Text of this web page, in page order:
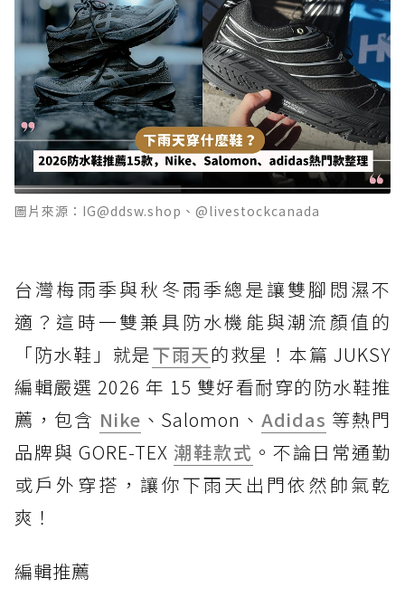
圖片來源：IG@ddsw.shop、@livestockcanada
台灣梅雨季與秋冬雨季總是讓雙腳悶濕不
適？這時一雙兼具防水機能與潮流顏值的
「防水鞋」就是下雨天的救星！本篇 JUKSY
編輯嚴選 2026 年 15 雙好看耐穿的防水鞋推
薦，包含 Nike 、Salomon、Adidas 等熱門
品牌與 GORE-TEX 潮鞋款式 。不論日常通勤
或戶外穿搭，讓你下雨天出門依然帥氣乾
爽！
編輯推薦